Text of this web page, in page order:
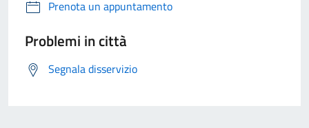
Prenota un appuntamento
Problemi in città
Segnala disservizio